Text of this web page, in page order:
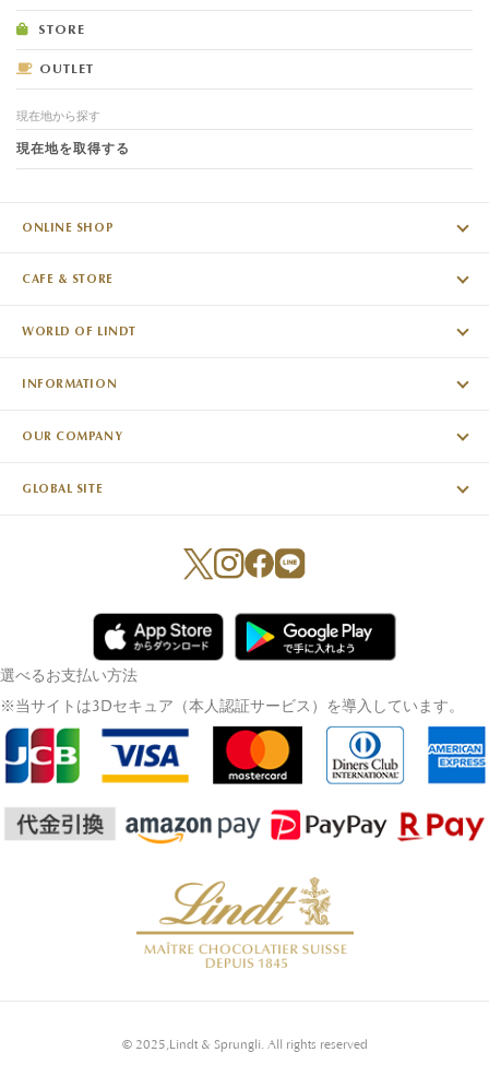
STORE
OUTLET
現在地から探す
現在地を取得する
ONLINE SHOP
CAFE & STORE
WORLD OF LINDT
INFORMATION
OUR COMPANY
GLOBAL SITE
選べるお支払い方法
※当サイトは3Dセキュア（本人認証サービス）を導入しています。
© 2025,Lindt & Sprungli. All rights reserved